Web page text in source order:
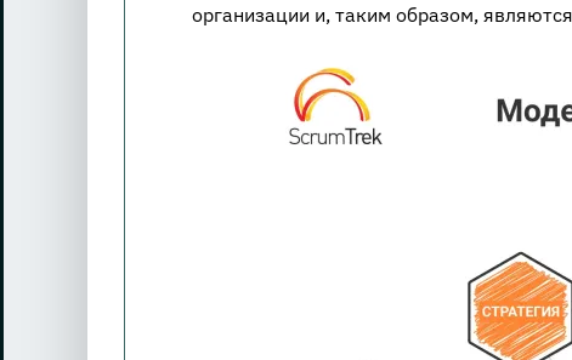
организации и, таким образом,